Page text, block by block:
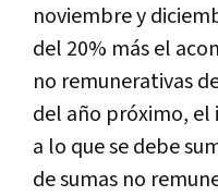
noviembre y
del 20% más el
no remunerativas
del año próximo, el
a lo que se debe
de sumas no